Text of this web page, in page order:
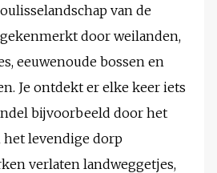
van de
door weilanden,
eeuwenoude bossen en
Je ontdekt er elke keer iets
bijvoorbeeld door het
levendige dorp
verlaten landweggetjes,